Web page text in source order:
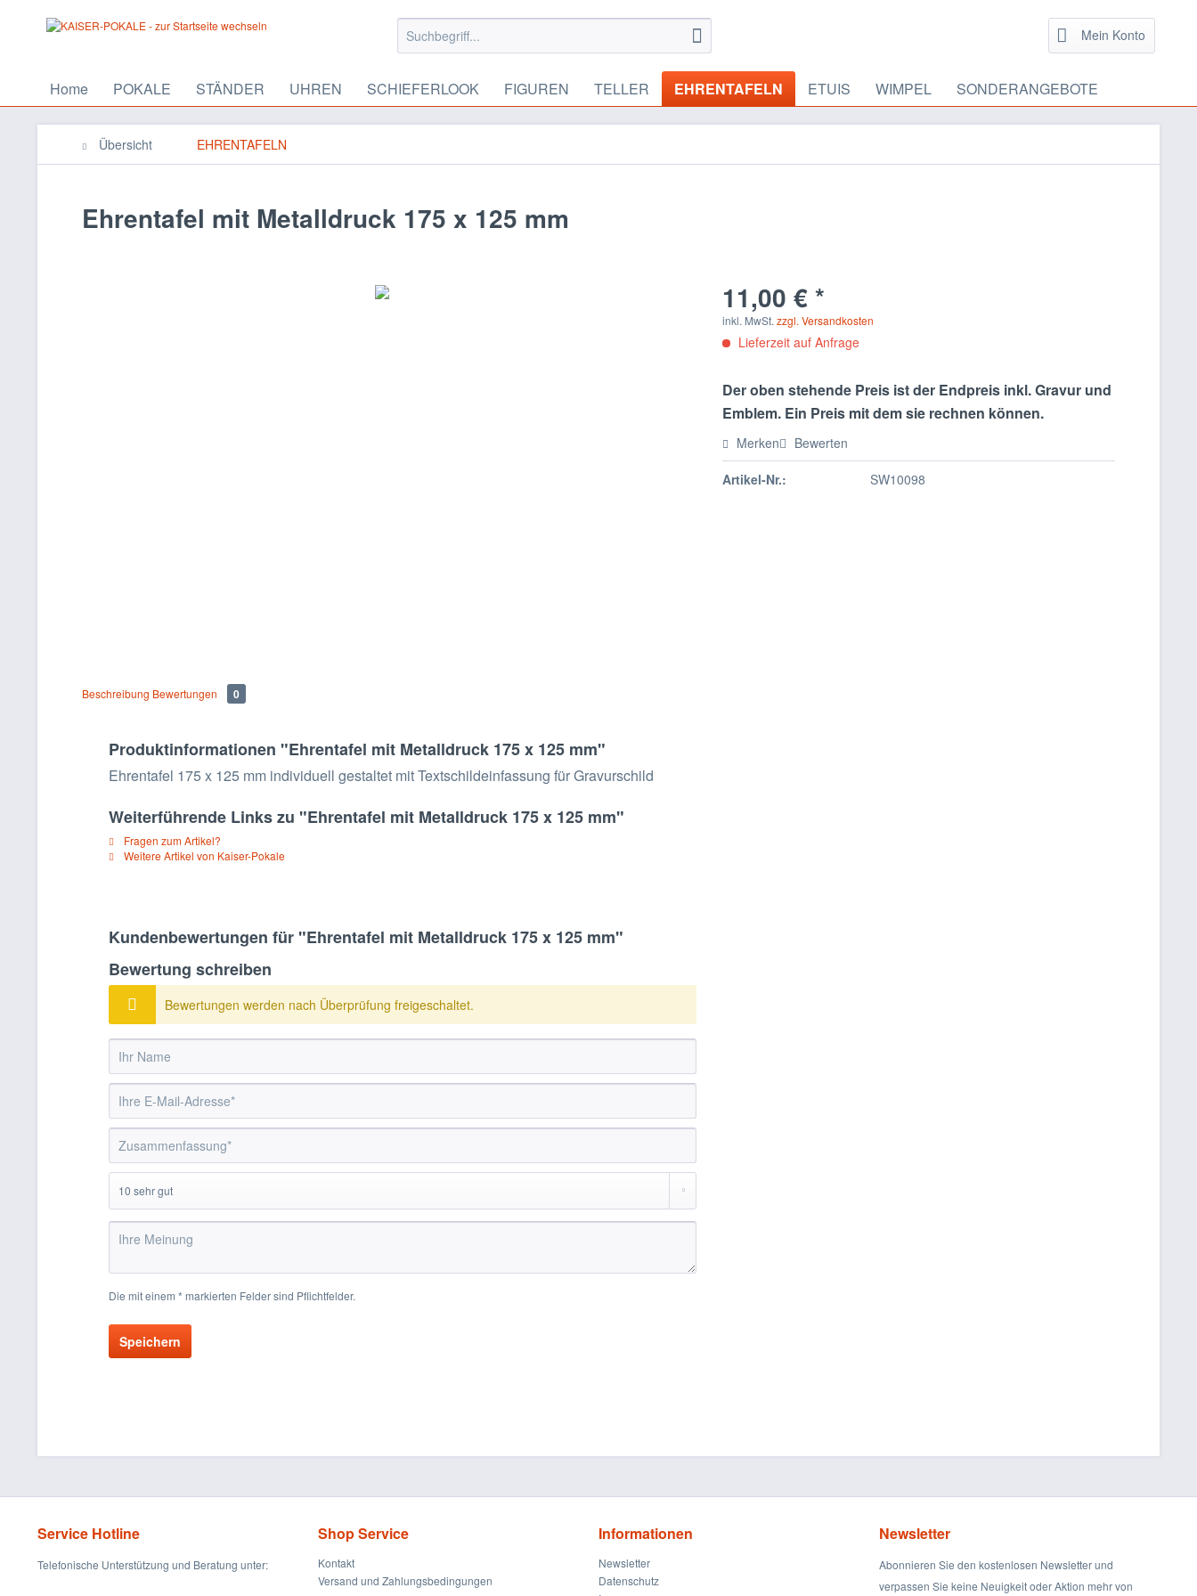
Mein Konto
Home POKALE STÄNDER UHREN SCHIEFERLOOK FIGUREN TELLER EHRENTAFELN ETUIS WIMPEL SONDERANGEBOTE
Übersicht EHRENTAFELN
Ehrentafel mit Metalldruck 175 x 125 mm
11,00 € *
inkl. MwSt.zzgl. Versandkosten
Lieferzeit auf Anfrage
Der oben stehende Preis ist der Endpreis inkl. Gravur und
Emblem. Ein Preis mit dem sie rechnen können.
Merken Bewerten
Artikel-Nr.: SW10098
Beschreibung Bewertungen 0
Produktinformationen "Ehrentafel mit Metalldruck 175 x 125 mm"
Ehrentafel 175 x 125 mm individuell gestaltet mit Textschildeinfassung für Gravurschild
Weiterführende Links zu "Ehrentafel mit Metalldruck 175 x 125 mm"
Fragen zum Artikel?
Weitere Artikel von Kaiser-Pokale
Kundenbewertungen für "Ehrentafel mit Metalldruck 175 x 125 mm"
Bewertung schreiben
Bewertungen werden nach Überprüfung freigeschaltet.
Die mit einem * markierten Felder sind Pflichtfelder.
Speichern
Service Hotline
Telefonische Unterstützung und Beratung unter:
Shop Service
Kontakt
Versand und Zahlungsbedingungen
Informationen
Newsletter
Datenschutz
Newsletter
Abonnieren Sie den kostenlosen Newsletter und
verpassen Sie keine Neuigkeit oder Aktion mehr von